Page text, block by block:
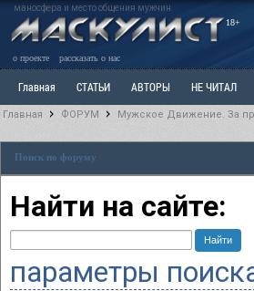
маносфера и место общения мужчин
18+
о проекте рассказать о нас
Главная СТАТЬИ АВТОРЫ НЕ ЧИТАЛ
Ветка: Расстаюсь или Развожусь. САНЧАС
РАЗДЕЛ: Разное
Главная ФОРУМ Мужское Движение. За
Поиск по форуму
Найти на сайте:
параметры